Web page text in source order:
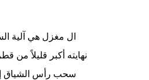
ال مغزل هي آلية
نهايته أكبر قليلاً من
سحب رأس الشياق